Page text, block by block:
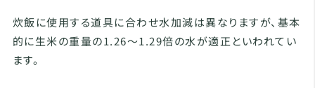
炊飯に使用する道具に合わせ水加減は異なりますが、基本
的に生米の重量の1.26～1.29倍の水が適正といわれてい
ます。